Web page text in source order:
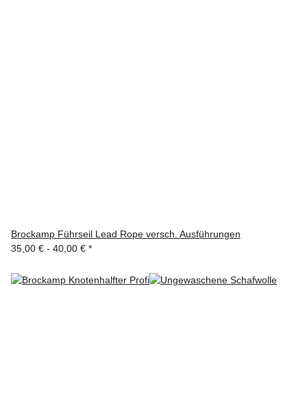
Brockamp Führseil Lead Rope versch. Ausführungen
35,00 € - 40,00 € *